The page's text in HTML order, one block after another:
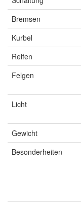
Bremsen
Kurbel
Reifen
Felgen
Licht
Gewicht
Besonderheiten